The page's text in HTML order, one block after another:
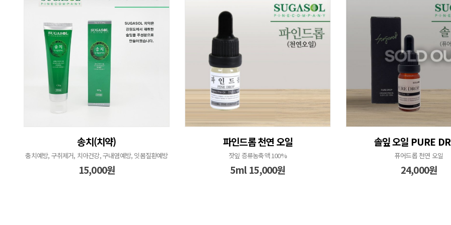
송치(치약)
충치예방, 구취제거, 치아건강, 구내염예방, 잇몸질환예방
15,000원
파인드롭 천연 오일
잣잎 증류농축액 100%
5ml 15,000원
솔잎 오일 PURE
퓨어드롭 천연 오일
24,000원